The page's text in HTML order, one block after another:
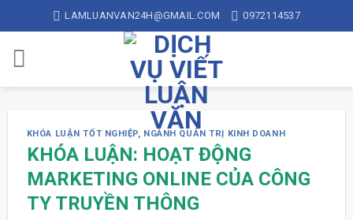
to
content
LAMLUANVAN24H@GMAIL.COM 0972114537
KHÓA LUẬN TỐT NGHIỆP, NGÀNH QUẢN TRỊ KINH DOANH
KHÓA LUẬN: HOẠT ĐỘNG
MARKETING ONLINE CỦA CÔNG
TY TRUYỀN THÔNG